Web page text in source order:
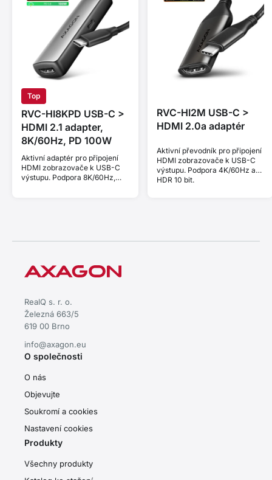
Top
RVC-HI8KPD USB-C >
HDMI 2.1 adapter,
8K/60Hz, PD 100W
Aktivní adaptér pro připojení
HDMI zobrazovače k USB-C
výstupu. Podpora 8K/60Hz,
RVC-HI2M USB-C >
HDMI 2.0a adaptér
Aktivní převodník pro připojení
HDMI zobrazovače k USB-C
výstupu. Podpora 4K/60Hz a
HDR 10 bit.
RealQ s. r. o.
Železná 663/5
619 00 Brno
info@axagon.eu
O společnosti
O nás
Objevujte
Soukromí a cookies
Nastavení cookies
Produkty
Všechny produkty